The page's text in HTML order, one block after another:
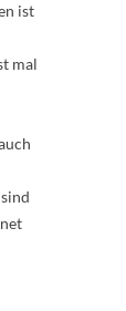
ist
mal